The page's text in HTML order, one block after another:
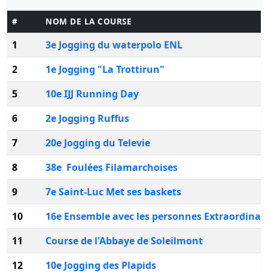
# NOM DE LA COURSE
1
3e Jogging du waterpolo ENL
2
1e Jogging "La Trottirun"
5
10e IJJ Running Day
6
2e Jogging Ruffus
7
20e Jogging du Televie
8
38e Foulées Filamarchoises
9
7e Saint-Luc Met ses baskets
10
16e Ensemble avec les personnes
11
Course de l'Abbaye de Soleilmont
12
10e Jogging des Plapids